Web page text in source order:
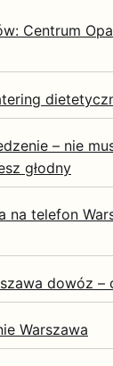
Centrum
– nie
głodny
na telefon
dowóz –
Warszawa